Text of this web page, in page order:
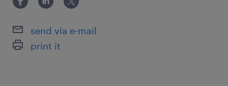
技術製図: 適切な幾何公差（GD&T）を適用した
プロトタイピングと組立: モータやセンサーを含
む複雑な機械の設計、試作、および組立経験。
い）。 技術スキル: 以下の経験・能力があることを
send via e-mail
print it